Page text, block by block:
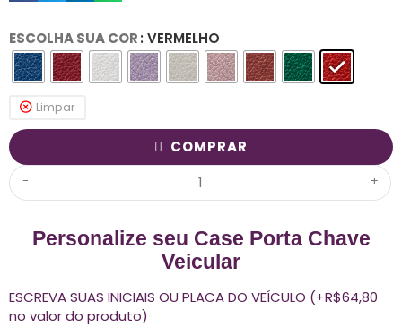
ESCOLHA SUA COR: VERMELHO
Limpar
Personalize seu Case Porta Chave
Veicular
ESCREVA SUAS INICIAIS OU PLACA DO VEÍCULO (+R$64,80
no valor do produto)
- +
COMPRAR